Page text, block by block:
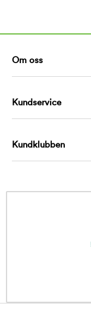
Om oss
Kundservice
Kundklubben